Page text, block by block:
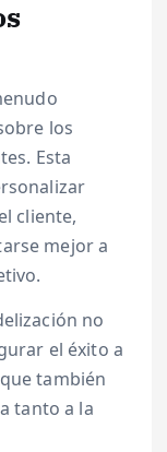
los
Esta
cliente,
mejor a
no
el éxito a
también
tanto a la